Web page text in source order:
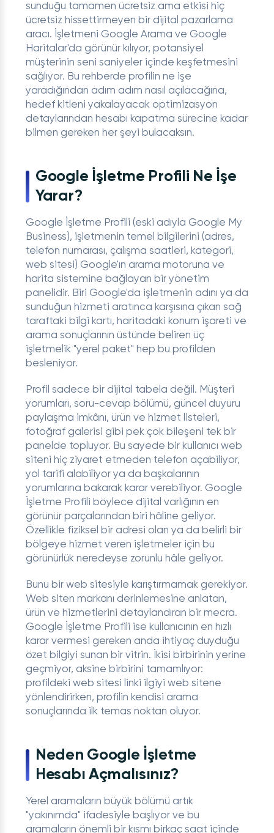
sunduğu tamamen ücretsiz ama etkisi hiç
ücretsiz hissettirmeyen bir dijital pazarlama
aracı. İşletmeni Google Arama ve Google
Haritalar'da görünür kılıyor, potansiyel
müşterinin seni saniyeler içinde keşfetmesini
sağlıyor. Bu rehberde profilin ne işe
yaradığından adım adım nasıl açılacağına,
hedef kitleni yakalayacak optimizasyon
detaylarından hesabı kapatma sürecine kadar
bilmen gereken her şeyi bulacaksın.
Google İşletme Profili Ne İşe
Yarar?
Google İşletme Profili (eski adıyla Google My
Business), işletmenin temel bilgilerini (adres,
telefon numarası, çalışma saatleri, kategori,
web sitesi) Google'ın arama motoruna ve
harita sistemine bağlayan bir yönetim
panelidir. Biri Google'da işletmenin adını ya da
sunduğun hizmeti aratınca karşısına çıkan sağ
taraftaki bilgi kartı, haritadaki konum işareti ve
arama sonuçlarının üstünde beliren üç
işletmelik "yerel paket" hep bu profilden
besleniyor.
Profil sadece bir dijital tabela değil. Müşteri
yorumları, soru-cevap bölümü, güncel duyuru
paylaşma imkânı, ürün ve hizmet listeleri,
fotoğraf galerisi gibi pek çok bileşeni tek bir
panelde topluyor. Bu sayede bir kullanıcı web
siteni hiç ziyaret etmeden telefon açabiliyor,
yol tarifi alabiliyor ya da başkalarının
yorumlarına bakarak karar verebiliyor. Google
İşletme Profili böylece dijital varlığının en
görünür parçalarından biri hâline geliyor.
Özellikle fiziksel bir adresi olan ya da belirli bir
bölgeye hizmet veren işletmeler için bu
görünürlük neredeyse zorunlu hâle geliyor.
Bunu bir web sitesiyle karıştırmamak gerekiyor.
Web siten markanı derinlemesine anlatan,
ürün ve hizmetlerini detaylandıran bir mecra.
Google İşletme Profili ise kullanıcının en hızlı
karar vermesi gereken anda ihtiyaç duyduğu
özet bilgiyi sunan bir vitrin. İkisi birbirinin yerine
geçmiyor, aksine birbirini tamamlıyor:
profildeki web sitesi linki ilgiyi web sitene
yönlendirirken, profilin kendisi arama
sonuçlarında ilk temas noktan oluyor.
Neden Google İşletme
Hesabı Açmalısınız?
Yerel aramaların büyük bölümü artık
"yakınımda" ifadesiyle başlıyor ve bu
aramaların önemli bir kısmı birkaç saat içinde